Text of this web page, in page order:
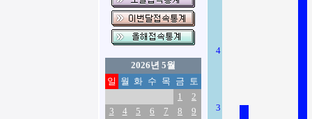
2026년 5월
일 월 화 수 목 금 토
1
2
3
4 5 6 7 8
9
4
3